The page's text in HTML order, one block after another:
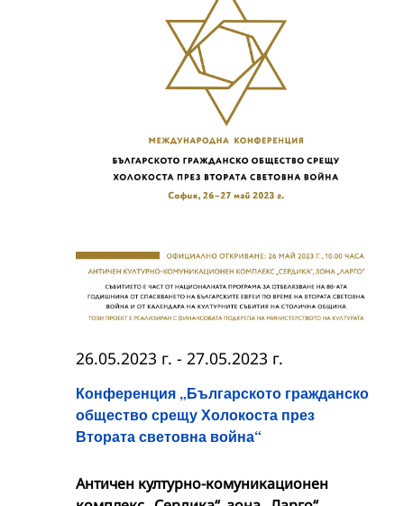
Конференция „Българското гражданско
общество срещу Холокоста през
Втората световна война“
26.05.2023 г. - 27.05.2023 г.
Античен културно-комуникационен